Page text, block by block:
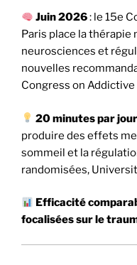
Juin 2026: le 15e
Paris place la
neurosciences et
nouvelles
Congress on
20 minutes par jour
produire des effets
sommeil et la
randomisées,
Efficacité
focalisées sur le